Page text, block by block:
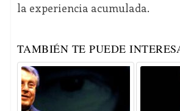
la experiencia acumulada.
TAMBIÉN TE PUEDE